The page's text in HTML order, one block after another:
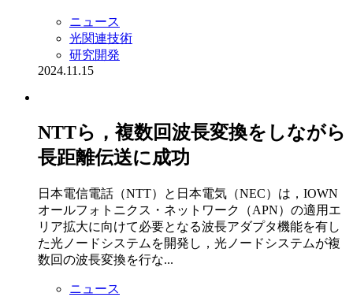
ニュース
光関連技術
研究開発
2024.11.15
NTTら，複数回波長変換をしながら
長距離伝送に成功
日本電信電話（NTT）と日本電気（NEC）は，IOWN
オールフォトニクス・ネットワーク（APN）の適用エ
リア拡大に向けて必要となる波長アダプタ機能を有し
た光ノードシステムを開発し，光ノードシステムが複
数回の波長変換を行な...
ニュース